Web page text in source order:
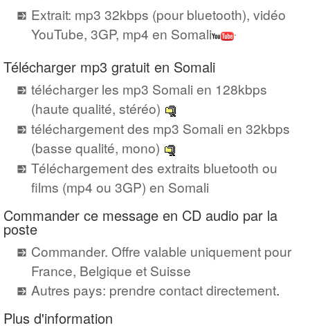
Extrait: mp3 32kbps (pour bluetooth), vidéo
YouTube, 3GP, mp4 en Somali
Télécharger mp3 gratuit en Somali
télécharger les mp3 Somali en 128kbps
(haute qualité, stéréo)
téléchargement des mp3 Somali en 32kbps
(basse qualité, mono)
Téléchargement des extraits bluetooth ou
films (mp4 ou 3GP) en Somali
Commander ce message en CD audio par la
poste
Commander. Offre valable uniquement pour
France, Belgique et Suisse
Autres pays: prendre contact directement.
Plus d'information